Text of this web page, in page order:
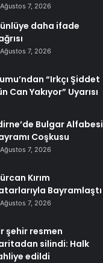
Ağustos 7, 2026
daha ifade
Ağustos 7, 2026
“Irkçı Şiddet
Can Yakıyor” Uyarısı
Bulgar Alfabesi
Coşkusu
Ağustos 7, 2026
Kırım
Bayramlaştı
Ağustos 7, 2026
şehir resmen
silindi: Halk
edildi